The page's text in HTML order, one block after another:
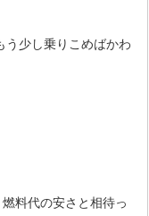
う少し乗りこめばかわ
料代の安さと相待っ